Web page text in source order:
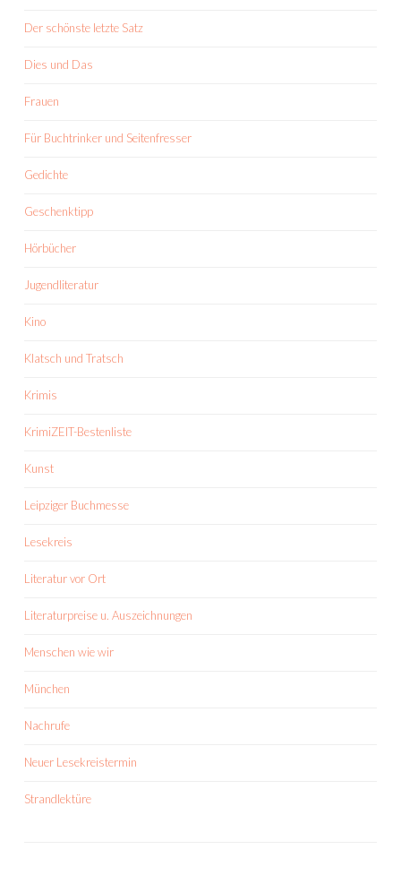
Der schönste letzte Satz
Dies und Das
Frauen
Für Buchtrinker und Seitenfresser
Gedichte
Geschenktipp
Hörbücher
Jugendliteratur
Kino
Klatsch und Tratsch
Krimis
KrimiZEIT-Bestenliste
Kunst
Leipziger Buchmesse
Lesekreis
Literatur vor Ort
Literaturpreise u. Auszeichnungen
Menschen wie wir
München
Nachrufe
Neuer Lesekreistermin
Strandlektüre